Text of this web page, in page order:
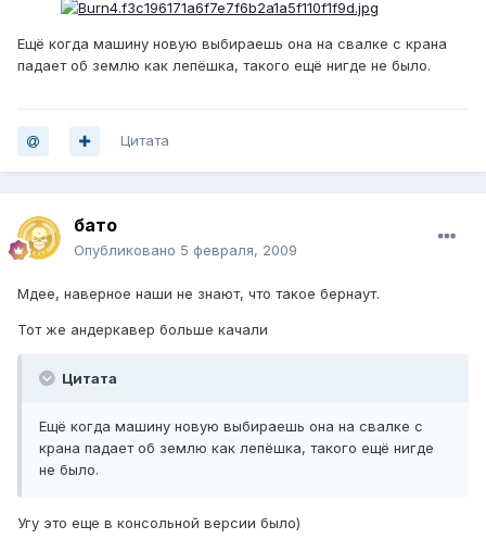
Ещё когда машину новую выбираешь она на свалке с крана
падает об землю как лепёшка, такого ещё нигде не было.
Цитата
бато
Опубликовано 5 февраля, 2009
Мдее, наверное наши не знают, что такое бернаут.
Тот же андеркавер больше качали
Цитата
Ещё когда машину новую выбираешь она на свалке с
крана падает об землю как лепёшка, такого ещё нигде
не было.
Угу это еще в консольной версии было)